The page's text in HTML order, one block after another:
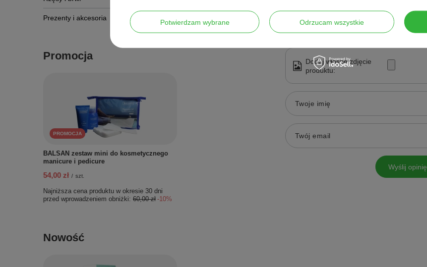
Prezenty i akcesoria
Promocja
PROMOCJA
BALSAN zestaw mini do kosmetycznego
manicure i pedicure
54,00 zł / szt.
Najniższa cena produktu w okresie 30 dni
przed wprowadzeniem obniżki: 60,00 zł -10%
Nowość
Dodaj własne zdjęcie
produktu:
Twoje imię
Twój email
Wyślij opinię
Potwierdzam wybrane Odrzucam wszystkie